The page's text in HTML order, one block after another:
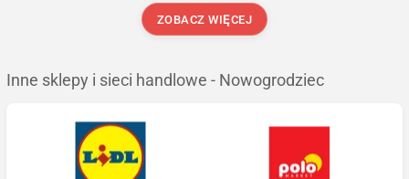
ZOBACZ WIĘCEJ
Inne sklepy i sieci handlowe - Nowogrodziec